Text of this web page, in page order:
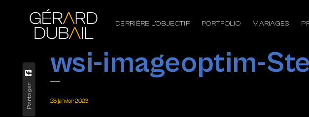
DERRIÈRE L’OBJECTIF PORTFOLIO MARIAGES
wsi-imageoptim-
Partager 23 janvier 2023